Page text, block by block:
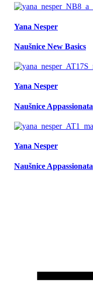
Yana Nesper
Naušnice New Basics
Yana Nesper
Naušnice Appassionata
Yana Nesper
Naušnice Appassionata